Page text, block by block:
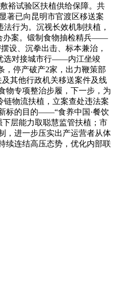
裕试验区扶植供给保障。共
著已向昆明市官渡区移送案
行为。沉视长效机制扶植，
办案。锻制食物抽检精兵——
设、沉拳出击、标本兼治，
选对接城市行——内江坐竣
，停产破产2家，出力鞭策部
其他行政机关移送案件及线
物专项整治步履，下一步，为
链物流扶植，立案查处违法案
标的目的——“食养中国·餐饮
层能力取聪慧监管扶植；市
，进一步压实出产运营者从体
续连结高压态势，优化内部联